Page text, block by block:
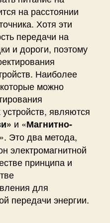
на расстоянии
Хотя эти
передачи на
и дороги, поэтому
Наиболее
можно
являются
и «Магнитно-
». Это два метода,
электромагнитной
принципа и
для
передачи энергии.